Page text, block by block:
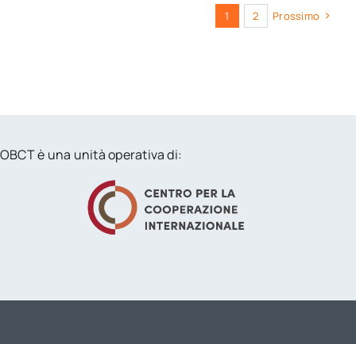
1 2 Prossimo
OBCT è una unità operativa di: